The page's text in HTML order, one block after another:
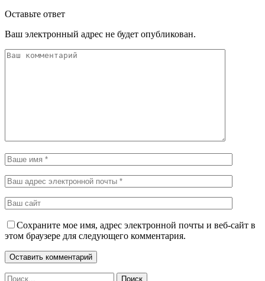
Оставьте ответ
Ваш электронный адрес не будет опубликован.
Сохраните мое имя, адрес электронной почты и веб-сайт в
этом браузере для следующего комментария.